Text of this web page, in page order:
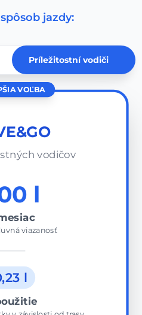
jazdy:
Príležitostní vodiči
VOĽBA
vodičov
l
viazanosť
l